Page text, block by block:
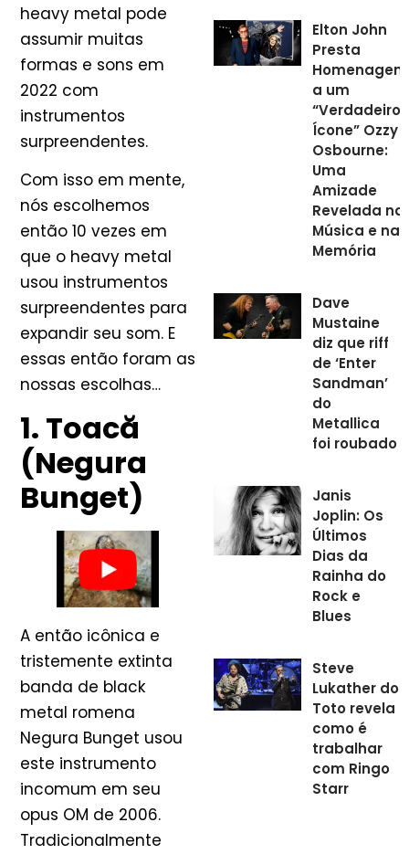
heavy metal pode
assumir muitas
formas e sons em
2022 com
instrumentos
surpreendentes.
Com isso em mente,
nós escolhemos
então 10 vezes em
que o heavy metal
usou instrumentos
surpreendentes para
expandir seu som. E
essas então foram as
nossas escolhas…
1. Toacă
(Negura
Bunget)
A então icônica e
tristemente extinta
banda de black
metal romena
Negura Bunget usou
este instrumento
incomum em seu
opus OM de 2006.
Tradicionalmente
Elton John
Presta
Homenagem
a um
“Verdadeiro
Ícone” Ozzy
Osbourne:
Uma
Amizade
Revelada na
Música e na
Memória
Dave
Mustaine
diz que riff
de ‘Enter
Sandman’
do
Metallica
foi roubado
Janis
Joplin: Os
Últimos
Dias da
Rainha do
Rock e
Blues
Steve
Lukather do
Toto revela
como é
trabalhar
com Ringo
Starr